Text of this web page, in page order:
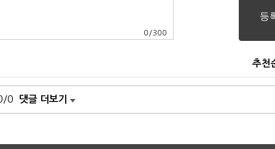
0 /300
추천
0 댓글 더보기